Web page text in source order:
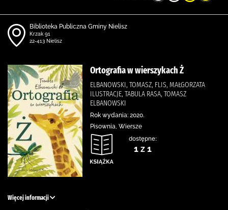
Biblioteka Publiczna Gminy Nielisz
Krzak 91
22-413 Nielisz
Ortografia w wierszykach Ż
ELBANOWSKI, TOMASZ, FLIS, MAŁGORZATA
ILUSTRACJE, TABULA RASA, TOMASZ
ELBANOWSKI
Rok wydania: 2020.
Pisownia, Wiersze
dostępne:
1 z 1
Więcej informacji